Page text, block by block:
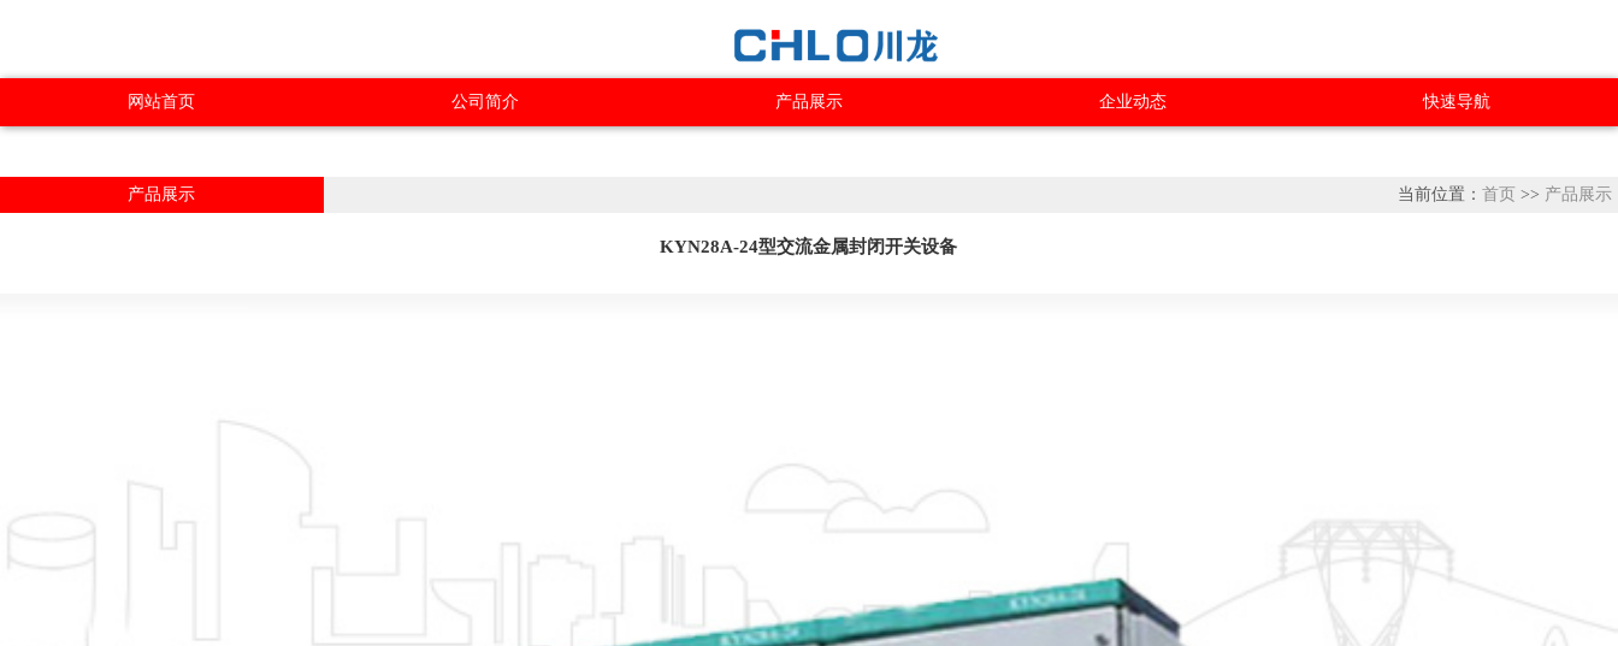
网站首页 公司简介 产品展示 企业动态 快速导航
当前位置： 首页 >> 产品展示
产品展示
KYN28A-24型交流金属封闭开关设备